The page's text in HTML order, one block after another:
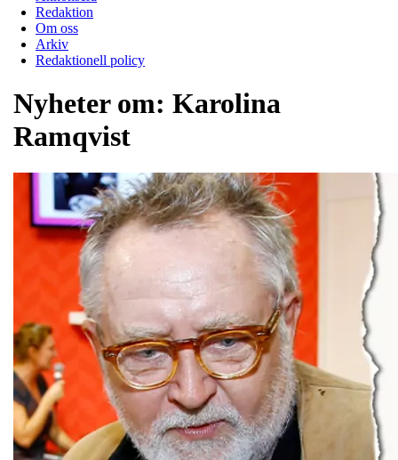
Redaktion
Om oss
Arkiv
Redaktionell policy
Nyheter om: Karolina
Ramqvist